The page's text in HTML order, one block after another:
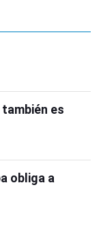
es
obliga a